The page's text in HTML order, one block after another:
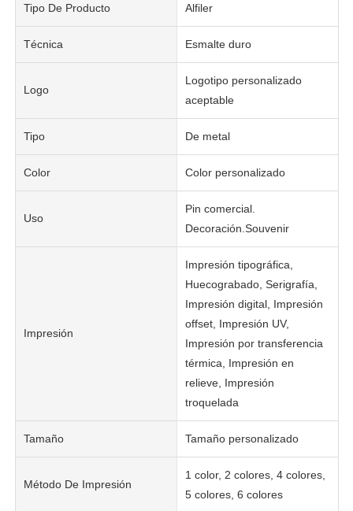
Tipo De Producto Alfiler
Técnica Esmalte duro
Logo
Logotipo personalizado
aceptable
Tipo De metal
Color Color personalizado
Uso
Pin comercial.
Decoración.Souvenir
Impresión
Impresión tipográfica,
Huecograbado, Serigrafía,
Impresión digital, Impresión
offset, Impresión UV,
Impresión por transferencia
térmica, Impresión en
relieve, Impresión
troquelada
Tamaño Tamaño personalizado
Método De Impresión
1 color, 2 colores, 4 colores,
5 colores, 6 colores